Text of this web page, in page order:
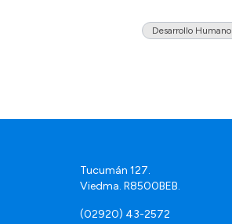
Desarrollo Humano
Tucumán 127.
Viedma. R8500BEB.
(02920) 43-2572